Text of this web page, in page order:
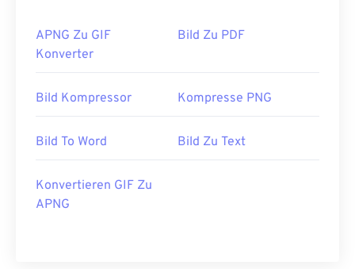
APNG Zu GIF
Konverter
Bild Zu PDF
Bild Kompressor Kompresse PNG
Bild To Word Bild Zu Text
Konvertieren GIF Zu
APNG